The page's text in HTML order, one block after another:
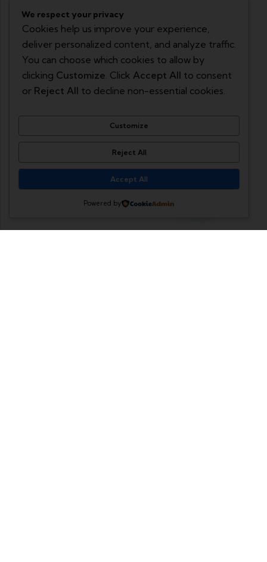
We respect your privacy
Cookies help us improve your experience,
deliver personalized content, and analyze traffic.
You can choose which cookies to allow by
clicking Customize . Click Accept All to consent
or Reject All to decline non-essential cookies.
Customize
Reject All
Accept All
Powered by